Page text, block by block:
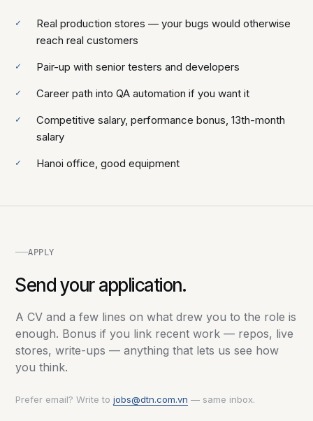
Real production stores — your bugs would otherwise
reach real customers
Pair-up with senior testers and developers
Career path into QA automation if you want it
Competitive salary, performance bonus, 13th-month
salary
Hanoi office, good equipment
APPLY
Send your application.
A CV and a few lines on what drew you to the role is
enough. Bonus if you link recent work — repos, live
stores, write-ups — anything that lets us see how
you think.
Prefer email? Write tojobs@dtn.com.vn — same inbox.